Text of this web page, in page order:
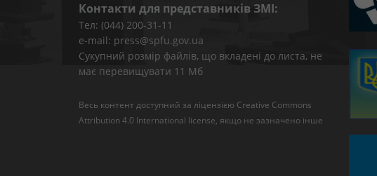
Контакти для представників ЗМІ:
Тел: (044) 200-31-11
e-mail: press@spfu.gov.ua
Сукупний розмір файлів, що вкладені до листа, не
має перевищувати 11 Мб
Весь контент доступний за ліцензією Creative Commons
Attribution 4.0 International license, якщо не зазначено інше